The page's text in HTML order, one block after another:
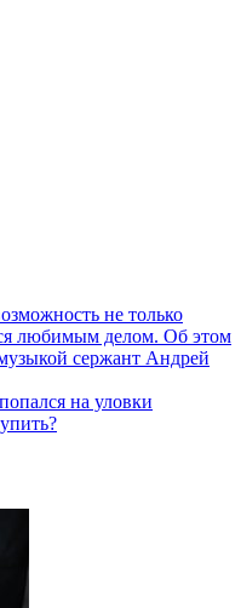
не только
любимым делом. Об этом
сержант Андрей
на уловки